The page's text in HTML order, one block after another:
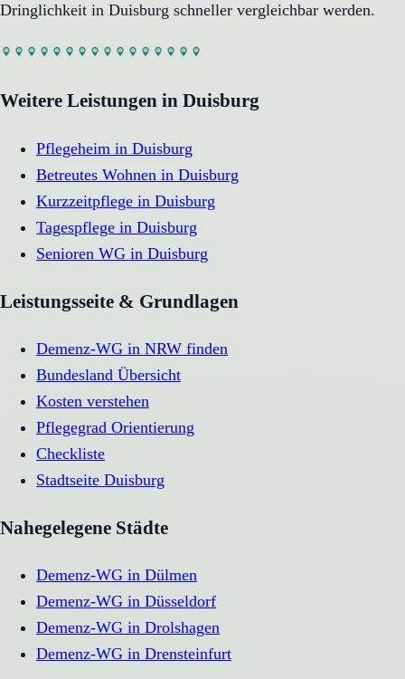
Dringlichkeit in Duisburg schneller vergleichbar werden.
Weitere Leistungen in Duisburg
Pflegeheim in Duisburg
Betreutes Wohnen in Duisburg
Kurzzeitpflege in Duisburg
Tagespflege in Duisburg
Senioren WG in Duisburg
Leistungsseite & Grundlagen
Demenz-WG in NRW finden
Bundesland Übersicht
Kosten verstehen
Pflegegrad Orientierung
Checkliste
Stadtseite Duisburg
Nahegelegene Städte
Demenz-WG in Dülmen
Demenz-WG in Düsseldorf
Demenz-WG in Drolshagen
Demenz-WG in Drensteinfurt